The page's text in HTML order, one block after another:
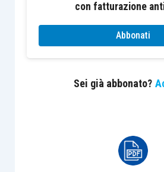
con fatturazione
Abbonati
Sei già abbonato?